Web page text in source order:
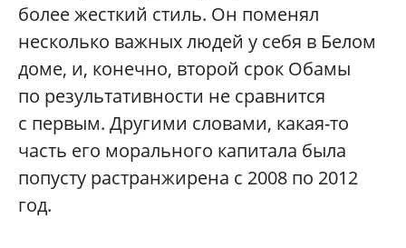
более жесткий стиль. Он поменял
несколько важных людей у себя в Белом
доме, и, конечно, второй срок Обамы
по результативности не сравнится
с первым. Другими словами, какая-то
часть его морального капитала была
попусту растранжирена с 2008 по 2012
год.